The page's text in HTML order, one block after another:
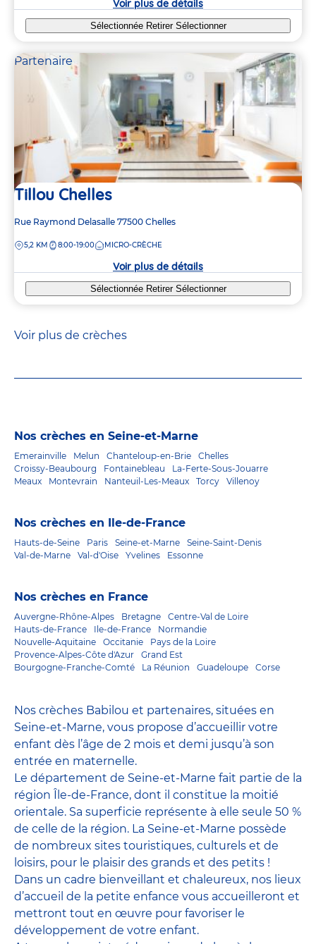
Voir plus de détails
Sélectionnée Retirer Sélectionner
Partenaire
Tillou Chelles
Adresse
la
Rue Raymond Delasalle 77500 Chelles
DISTANCE
5,2 KM 8:00-19:00 MICRO-CRÈCHE
Voir plus de détails
Sélectionnée Retirer Sélectionner
Voir plus de crèches
Nos crèches en Seine-et-Marne
Emerainville Melun Chanteloup-en-Brie
Chelles
Croissy-Beaubourg
Fontainebleau
La-Ferte-Sous-Jouarre
Meaux
Montevrain Nanteuil-Les-Meaux Torcy Villenoy
Nos crèches en Ile-de-France
Hauts-de-Seine Paris Seine-et-Marne
Seine-Saint-Denis
Val-de-Marne
Val-d'Oise Yvelines Essonne
Nos crèches en France
Auvergne-Rhône-Alpes Bretagne
Centre-Val de Loire
Hauts-de-France
Ile-de-France
Normandie
Nouvelle-Aquitaine
Occitanie
Pays de la Loire
Provence-Alpes-Côte d'Azur
Grand Est
Bourgogne-Franche-Comté
La Réunion Guadeloupe Corse
Nos crèches Babilou et partenaires, situées en
Seine-et-Marne, vous propose d’accueillir votre
enfant dès l’âge de 2 mois et demi jusqu’à son
entrée en maternelle.
Le département de Seine-et-Marne fait partie de la
région Île-de-France, dont il constitue la moitié
orientale. Sa superficie représente à elle seule 50 %
de celle de la région. La Seine-et-Marne possède
de nombreux sites touristiques, culturels et de
loisirs, pour le plaisir des grands et des petits !
Dans un cadre bienveillant et chaleureux, nos lieux
d’accueil de la petite enfance vous accueilleront et
mettront tout en œuvre pour favoriser le
développement de votre enfant.